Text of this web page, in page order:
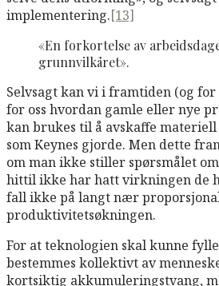
implementering.[13]
«En forkortelse av
grunnvilkåret».
Selvsagt kan vi i framtiden (og for
for oss hvordan gamle eller nye
kan brukes til å avskaffe
som Keynes gjorde. Men dette
om man ikke stiller spørsmålet
hittil ikke har hatt virkningen de
fall ikke på langt nær
produktivitetsøkningen.
For at teknologien skal kunne
bestemmes kollektivt av
kortsiktig akkumuleringstvang,